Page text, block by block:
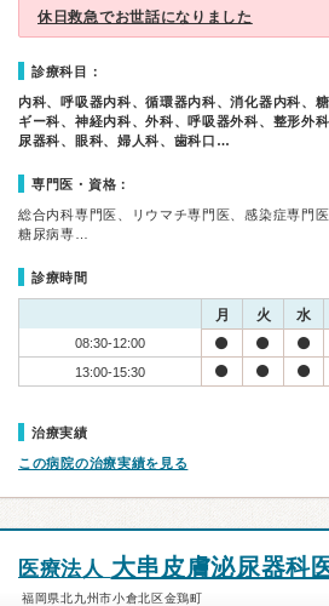
休日救急でお世話になりました
診療科目：
内科、呼吸器内科、循環器内科、消化器内科、
ギー科、神経内科、外科、呼吸器外科、整形外
尿器科、眼科、婦人科、歯科口…
専門医・資格：
総合内科専門医、リウマチ専門医、感染症専門
糖尿病専…
診療時間
月 火 水
08:30-12:00
13:00-15:30
治療実績
この病院の治療実績を見る
医療法人 大串皮膚泌尿器科
福岡県北九州市小倉北区金鶏町